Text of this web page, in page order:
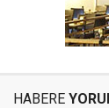
HABERE